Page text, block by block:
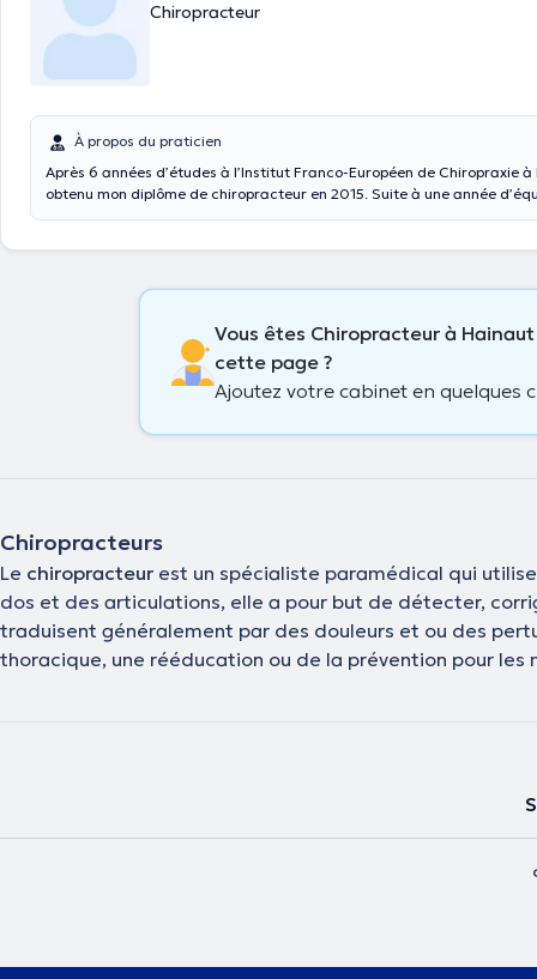
Chiropracteur
À propos du praticien
Après 6 années d’études à l’Institut Franco-Européen de Chiropraxie à
obtenu mon diplôme de chiropracteur en 2015. Suite à une année d’équivalence en
Vous êtes Chiropracteur à
cette page ?
Ajoutez votre cabinet en quelques
Chiropracteurs
Le chiropracteur est un spécialiste paramédical qui
dos et des articulations, elle a pour but de détecter,
traduisent généralement par des douleurs et ou des
thoracique, une rééducation ou de la prévention pour les